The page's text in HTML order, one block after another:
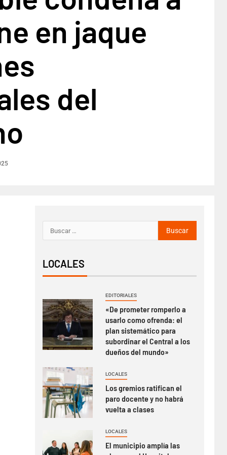
en jaque
del
LOCALES
EDITORIALES
«De prometer romperlo a
usarlo como ofrenda: el
plan sistemático para
subordinar el Central a los
dueños del mundo»
LOCALES
Los gremios ratifican el
paro docente y no habrá
vuelta a clases
LOCALES
El municipio amplía las